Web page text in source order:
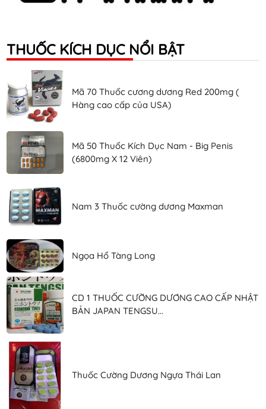
THUỐC KÍCH DỤC NỔI BẬT
Mã 70 Thuốc cương dương Red 200mg (
Hàng cao cấp của USA)
Mã 50 Thuốc Kích Dục Nam - Big Penis
(6800mg X 12 Viên)
Nam 3 Thuốc cường dương Maxman
Ngọa Hổ Tàng Long
CD 1 THUỐC CƯỜNG DƯƠNG CAO CẤP NHẬT
BẢN JAPAN TENGSU...
Thuốc Cường Dương Ngựa Thái Lan